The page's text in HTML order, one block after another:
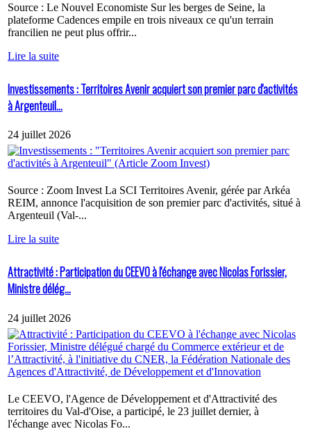
Source : Le Nouvel Economiste Sur les berges de Seine, la
plateforme Cadences empile en trois niveaux ce qu'un terrain
francilien ne peut plus offrir...
Lire la suite
Investissements : Territoires Avenir acquiert son premier parc d'activités
à Argenteuil...
24 juillet 2026
Source : Zoom Invest La SCI Territoires Avenir, gérée par Arkéa
REIM, annonce l'acquisition de son premier parc d'activités, situé à
Argenteuil (Val-...
Lire la suite
Attractivité : Participation du CEEVO à l'échange avec Nicolas Forissier,
Ministre délég...
24 juillet 2026
Le CEEVO, l'Agence de Développement et d'Attractivité des
territoires du Val-d'Oise, a participé, le 23 juillet dernier, à
l'échange avec Nicolas Fo...